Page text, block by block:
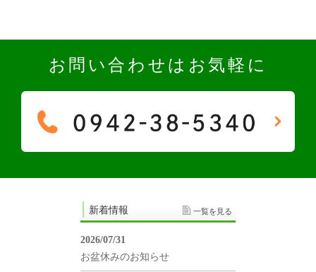
お問い合わせはお気軽に
新着情報 一覧を見る
2026/07/31
お盆休みのお知らせ